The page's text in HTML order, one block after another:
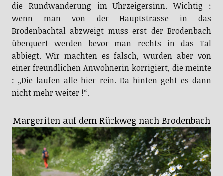
die Rundwanderung im Uhrzeigersinn. Wichtig :
wenn man von der Hauptstrasse in das
Brodenbachtal abzweigt muss erst der Brodenbach
überquert werden bevor man rechts in das Tal
abbiegt. Wir machten es falsch, wurden aber von
einer freundlichen Anwohnerin korrigiert, die meinte
: „Die laufen alle hier rein. Da hinten geht es dann
nicht mehr weiter !“.
Margeriten auf dem Rückweg nach Brodenbach